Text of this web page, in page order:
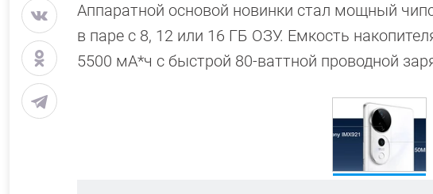
Аппаратной основой новинки стал мощный
в паре с 8, 12 или 16 ГБ ОЗУ. Емкость
5500 мА*ч с быстрой 80-ваттной проводной